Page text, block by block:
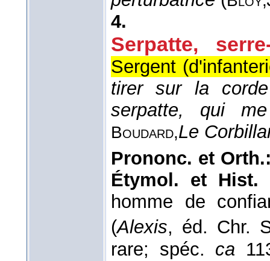
4.
Serpatte,
Sergent
tirer sur la
serpatte, qui
Boudard,Le
Prononc. et
Étymol. et
homme de
(Alexis, éd. Chr.
rare; spéc. ca